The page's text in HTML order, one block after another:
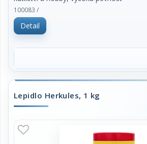
spojů,lehká lahvička, tužkový aplikátor,
přesnější nanášení, snadný průnik
do malých prostorů a škvír. Vodou
rozpouštědla, doba zasychání 15 minut.
100083 /
Detail
Lepidlo Herkules, 1 kg